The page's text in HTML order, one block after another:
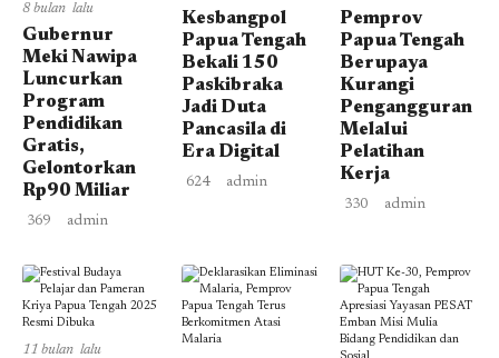
8 bulan lalu
Gubernur
Meki Nawipa
Luncurkan
Program
Pendidikan
Gratis,
Gelontorkan
Rp90 Miliar
369 admin
Kesbangpol
Papua Tengah
Bekali 150
Paskibraka
Jadi Duta
Pancasila di
Era Digital
624 admin
Pemprov
Papua Tengah
Berupaya
Kurangi
Pengangguran
Melalui
Pelatihan
Kerja
330 admin
11 bulan lalu